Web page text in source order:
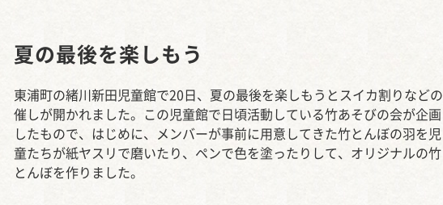
夏の最後を楽しもう
東浦町の緒川新田児童館で20日、夏の最後を楽しもうとスイカ割りなどの
催しが開かれました。この児童館で日頃活動している竹あそびの会が企画
したもので、はじめに、メンバーが事前に用意してきた竹とんぼの羽を児
童たちが紙ヤスリで磨いたり、ペンで色を塗ったりして、オリジナルの竹
とんぼを作りました。